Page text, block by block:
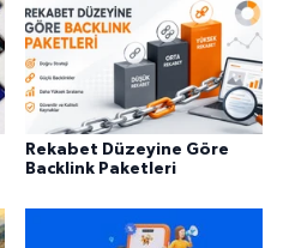
Rekabet Düzeyine Göre
Backlink Paketleri